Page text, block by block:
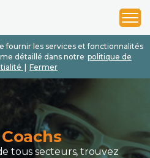
fournir les services et fonctionnalités
détaillé dans notre politique de
Fermer
1
2
3
tous secteurs, trouvez